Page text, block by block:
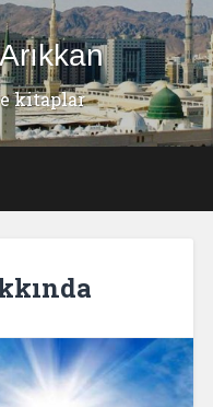
kitaplar